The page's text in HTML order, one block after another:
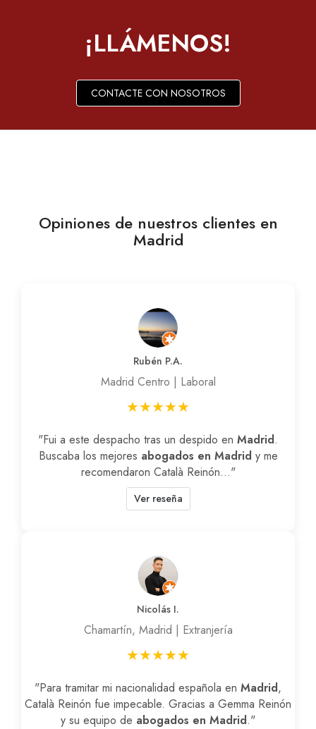
¡LLÁMENOS!
CONTACTE CON NOSOTROS
Opiniones de nuestros clientes en
Madrid
Rubén P.A.
Madrid Centro | Laboral
★★★★★
"Fui a este despacho tras un despido en Madrid.
Buscaba los mejores abogados en Madrid y me
recomendaron Català Reinón..."
Ver reseña
Nicolás I.
Chamartín, Madrid | Extranjería
★★★★★
"Para tramitar mi nacionalidad española en Madrid,
Català Reinón fue impecable. Gracias a Gemma Reinón
y su equipo de abogados en Madrid."